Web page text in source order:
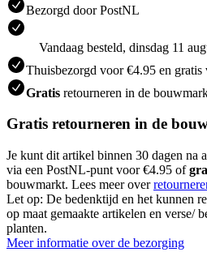
Bezorgd door PostNL
Vandaag besteld, dinsdag 11
Thuisbezorgd voor €4.95 en gratis
Gratis retourneren in de
Gratis retourneren in de
Je kunt dit artikel binnen 30 dagen na
via een PostNL-punt voor €4.95 of
bouwmarkt. Lees meer over
Let op: De bedenktijd en het kunnen
op maat gemaakte artikelen en verse/
planten.
Meer informatie over de bezorging